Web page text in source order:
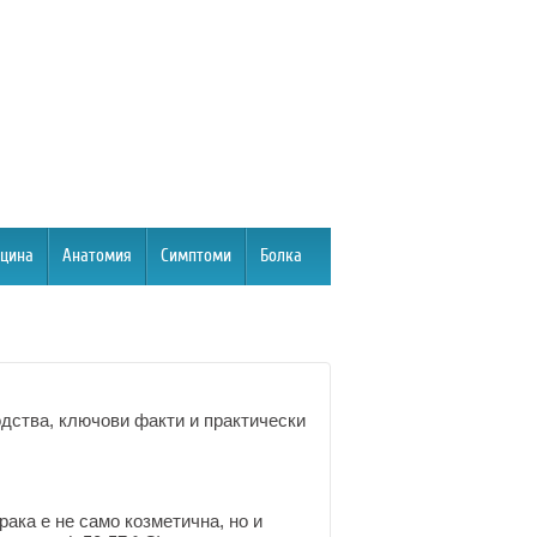
Анатомия Симптоми Болка
ключови факти и практически
е не само козметична, но и